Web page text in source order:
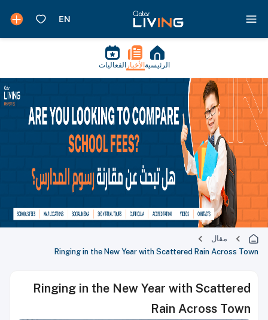
الرئيسية الأخبار الفعاليات
مقال
Ringing in the New Year with Scattered Rain Across Town
Ringing in the New Year with Scattered
Rain Across Town